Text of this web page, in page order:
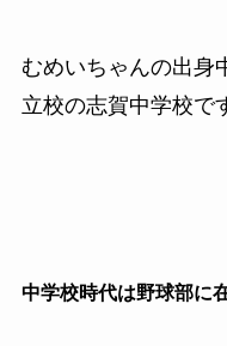
むめいちゃんの出身
立校の志賀中学校で
中学校時代は野球部に